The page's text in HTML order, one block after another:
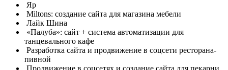
Яр
Miltons: создание сайта для магазина мебели
Лайк Шина
«Палуба»: сайт + система автоматизации для
танцевального кафе
Разработка сайта и продвижение в соцсети ресторана-
пивной